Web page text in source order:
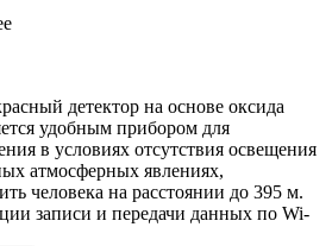
детектор на основе оксида
удобным прибором для
в условиях отсутствия освещения
атмосферных явлениях,
человека на расстоянии до 395 м.
записи и передачи данных по Wi-